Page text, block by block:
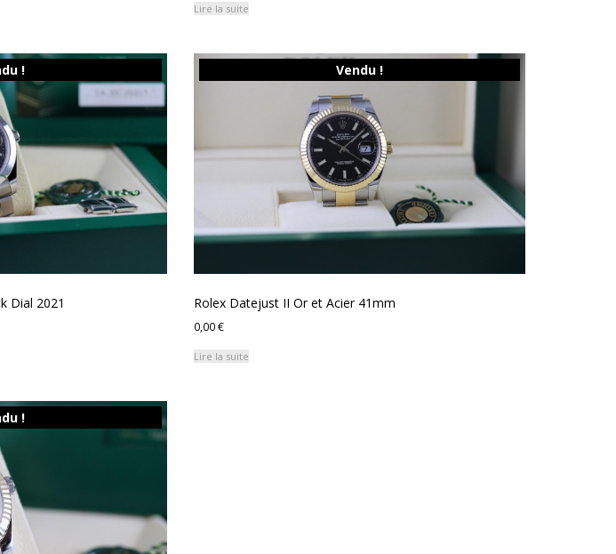
Lire la suite
!
Dial 2021
Vendu !
Rolex Datejust II Or et Acier 41mm
0,00€
Lire la suite
!